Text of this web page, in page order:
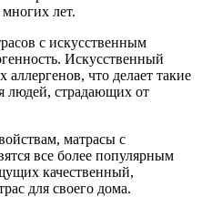
лет.
с искусственным
Искусственный
аллергенов, что делает такие
людей, страдающих от
матрасы с
все более популярным
качественный,
для своего дома.